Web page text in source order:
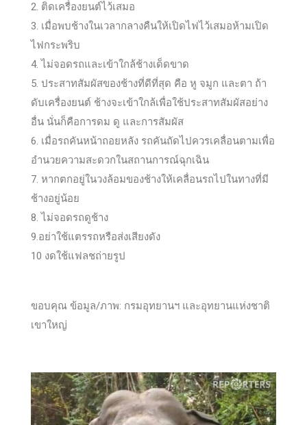
2. ติดเครื่องยนต์ไว้เสมอ
3. เมื่อพบช้างในเวลากลางคืนให้เปิดไฟไว้เสมอห้ามเปิด
ไฟกระพริบ
4. ไม่จอดรถและเข้าใกล้ช้างเด็ดขาด
5. ประสาทสัมผัสของช้างที่ดีที่สุด คือ หู จมูก และตา ถ้า
ดับเครื่องยนต์ ช้างจะเข้าใกล้เพื่อใช้ประสาทสัมผัสอย่าง
อื่น นั่นก็คือการดม ดู และการสัมผัส
6. เมื่อรถคันหน้าถอยหลัง รถคันถัดไปควรเคลื่อนตามเพื่อ
อำนวยความสะดวกในสถานการณ์ฉุกเฉิน
7. หากตกอยู่ในวงล้อมของช้างให้เคลื่อนรถไปในทางที่มี
ช้างอยู่น้อย
8. ไม่จอดรถดูช้าง
9.อย่าใช้แตรรถหรือส่งเสียงดัง
10 งดใช้แฟลชถ่ายรูป
ขอบคุณ ข้อมูล/ภาพ: กรมอุทยานฯ และอุทยานแห่งชาติ
เขาใหญ่